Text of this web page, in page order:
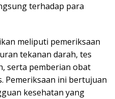
terhadap para
meliputi pemeriksaan
tekanan darah, tes
serta pemberian obat
Pemeriksaan ini bertujuan
kesehatan yang